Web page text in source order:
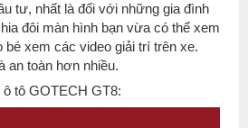
tư, nhất là đối với những gia đình
đôi màn hình bạn vừa có thể xem
bé xem các video giải trí trên xe.
an toàn hơn nhiều.
tô GOTECH GT8: